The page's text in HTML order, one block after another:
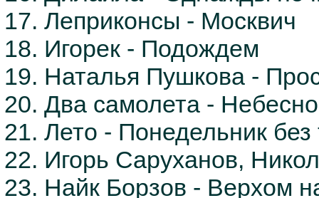
17. Леприконсы - Москвич
18. Игорек - Подождем
19. Наталья Пушкова -
20. Два самолета -
21. Лето - Понедельник без
22. Игорь Саруханов,
23. Найк Борзов - Верхом